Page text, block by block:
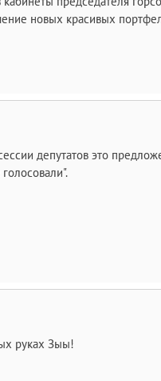
новых красивых
депутатов это
руках Зыы!